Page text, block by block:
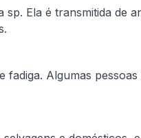
Ela é transmitida de
Algumas